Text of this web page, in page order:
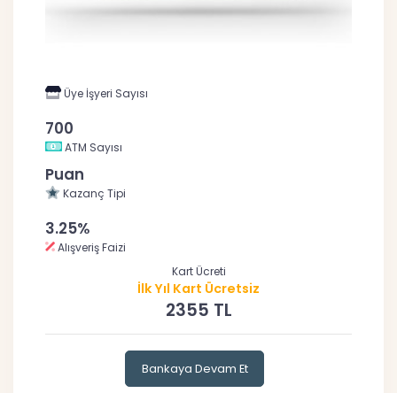
Üye İşyeri Sayısı
700
ATM Sayısı
Puan
Kazanç Tipi
3.25%
Alışveriş Faizi
Kart Ücreti
İlk Yıl Kart Ücretsiz
2355 TL
Bankaya Devam Et